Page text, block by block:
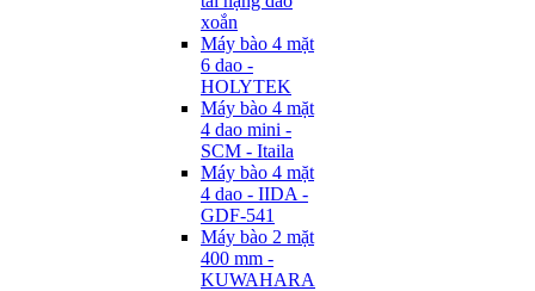
xoắn
Máy bào 4 mặt
6 dao -
HOLYTEK
Máy bào 4 mặt
4 dao mini -
SCM - Itaila
Máy bào 4 mặt
4 dao - IIDA -
GDF-541
Máy bào 2 mặt
400 mm -
KUWAHARA